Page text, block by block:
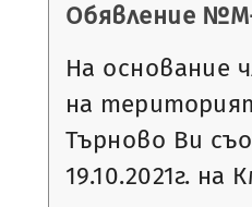
Обявление №М-
На основание
на
Търново Ви
19.10.2021г.